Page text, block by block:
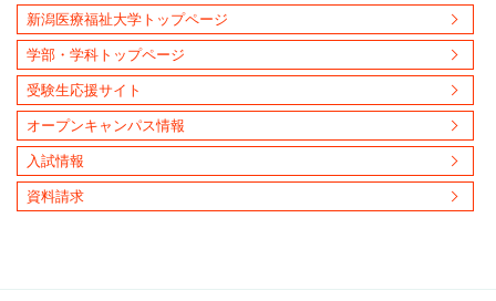
新潟医療福祉大学トップページ
学部・学科トップページ
受験生応援サイト
オープンキャンパス情報
入試情報
資料請求